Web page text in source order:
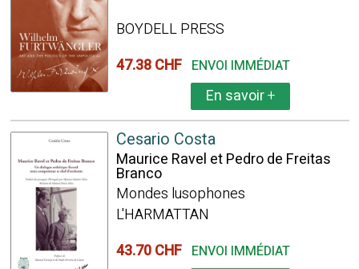
BOYDELL PRESS
47.38 CHF ENVOI IMMÉDIAT
En savoir+
Cesario Costa
Maurice Ravel et Pedro de Freitas
Branco
Mondes lusophones
L'HARMATTAN
43.70 CHF ENVOI IMMÉDIAT